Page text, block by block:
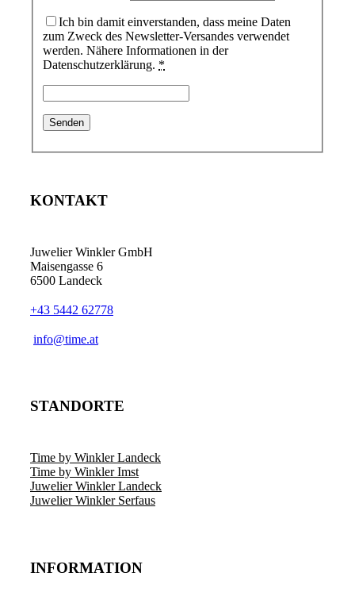
Ich bin damit einverstanden, dass meine Daten
zum Zweck des Newsletter-Versandes verwendet
werden. Nähere Informationen in der
Datenschutzerklärung. *
KONTAKT
Juwelier Winkler GmbH
Maisengasse 6
6500 Landeck
+43 5442 62778
info@time.at
STANDORTE
Time by Winkler Landeck
Time by Winkler Imst
Juwelier Winkler Landeck
Juwelier Winkler Serfaus
INFORMATION